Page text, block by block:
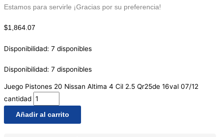
Estamos para servirle ¡Gracias por su preferencia!
$1,864.07
Disponibilidad: 7 disponibles
Disponibilidad: 7 disponibles
Juego Pistones 20 Nissan Altima 4 Cil 2.5 Qr25de 16val 07/12
cantidad
Añadir al carrito